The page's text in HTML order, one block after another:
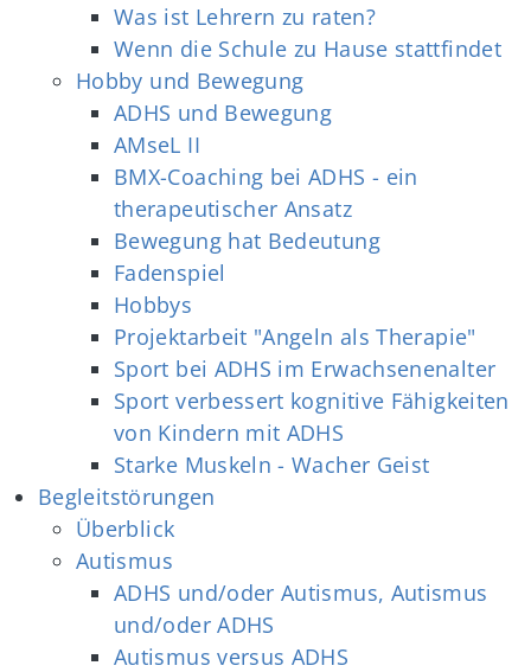
Was ist Lehrern zu raten?
Wenn die Schule zu Hause stattfindet
Hobby und Bewegung
ADHS und Bewegung
AMseL II
BMX-Coaching bei ADHS - ein
therapeutischer Ansatz
Bewegung hat Bedeutung
Fadenspiel
Hobbys
Projektarbeit "Angeln als Therapie"
Sport bei ADHS im Erwachsenenalter
Sport verbessert kognitive Fähigkeiten
von Kindern mit ADHS
Starke Muskeln - Wacher Geist
Begleitstörungen
Überblick
Autismus
ADHS und/oder Autismus, Autismus
und/oder ADHS
Autismus versus ADHS